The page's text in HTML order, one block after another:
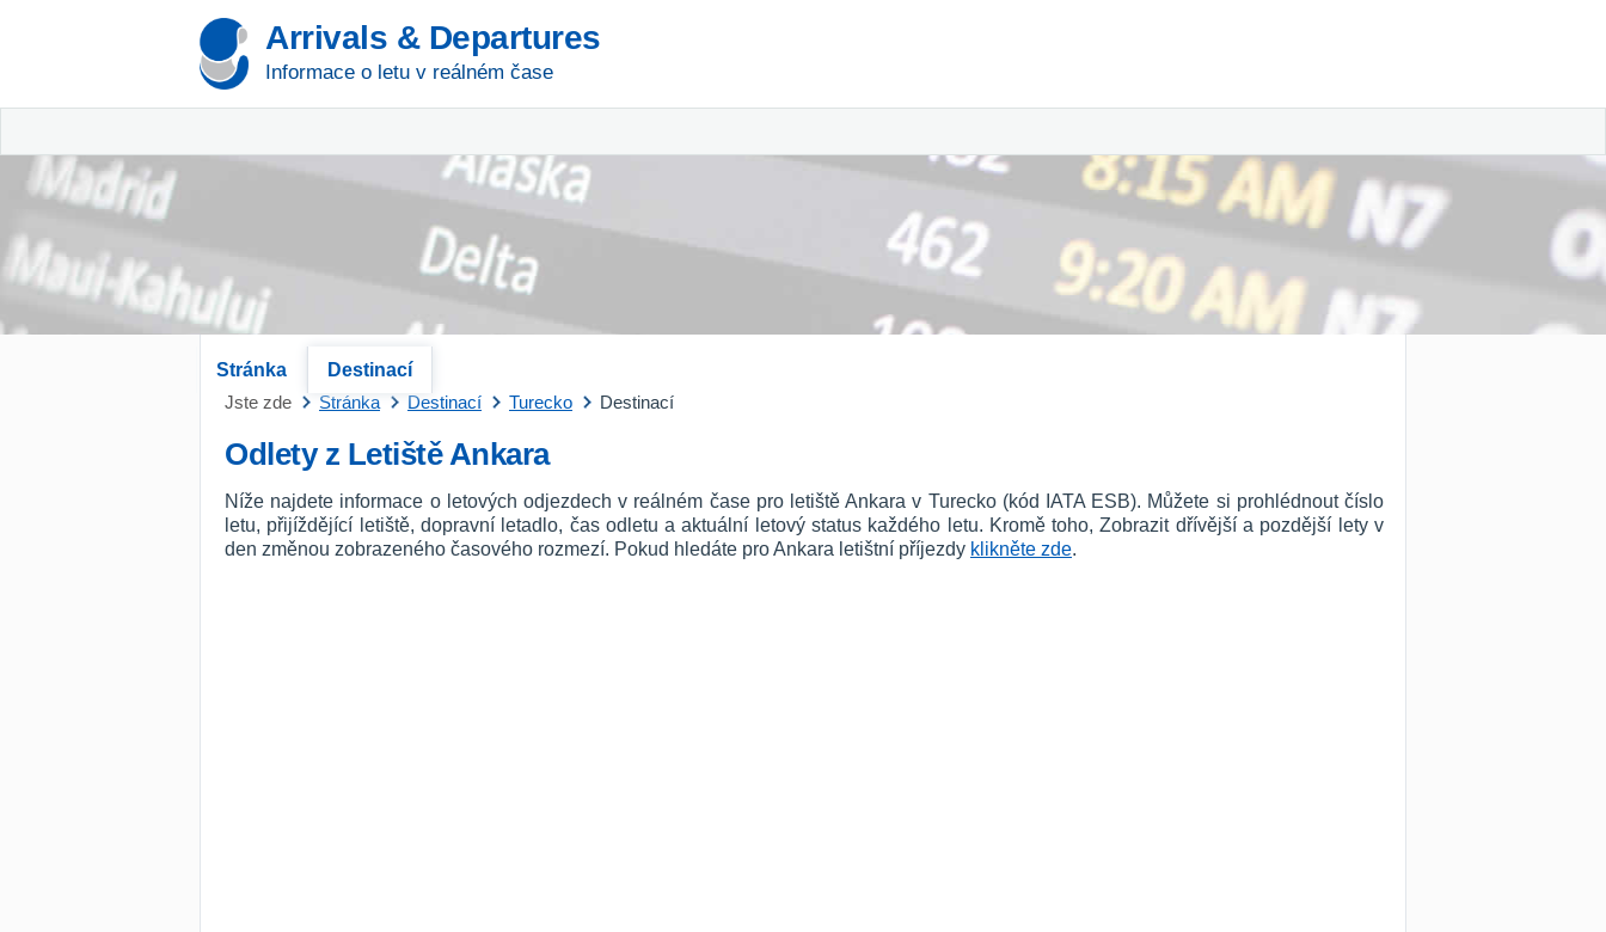
Arrivals & Departures
Informace o letu v reálném čase
Stránka
Destinací
Jste zde
Stránka Destinací Turecko Destinací
Odlety z Letiště Ankara
Níže najdete informace o letových odjezdech v reálném čase pro letiště Ankara v Turecko (kód IATA ESB). Můžete si prohlédnout číslo
letu, přijíždějící letiště, dopravní letadlo, čas odletu a aktuální letový status každého letu. Kromě toho, Zobrazit dřívější a pozdější lety v
den změnou zobrazeného časového rozmezí. Pokud hledáte pro Ankara letištní příjezdy klikněte zde.